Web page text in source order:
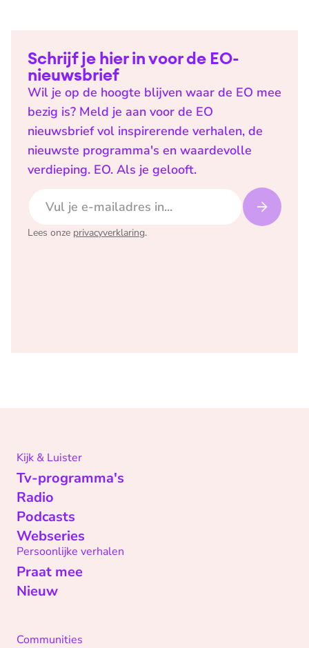
Schrijf je hier in voor de EO-
nieuwsbrief
Wil je op de hoogte blijven waar de EO mee
bezig is? Meld je aan voor de EO
nieuwsbrief vol inspirerende verhalen, de
nieuwste programma's en waardevolle
verdieping. EO. Als je gelooft.
Lees onze privacyverklaring.
Kijk & Luister
Tv-programma's
Radio
Podcasts
Webseries
Persoonlijke verhalen
Praat mee
Nieuw
Communities